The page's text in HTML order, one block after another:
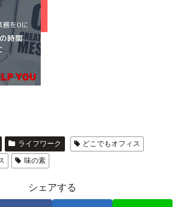
ライフワーク
どこでもオフィス
味の素
シェアする